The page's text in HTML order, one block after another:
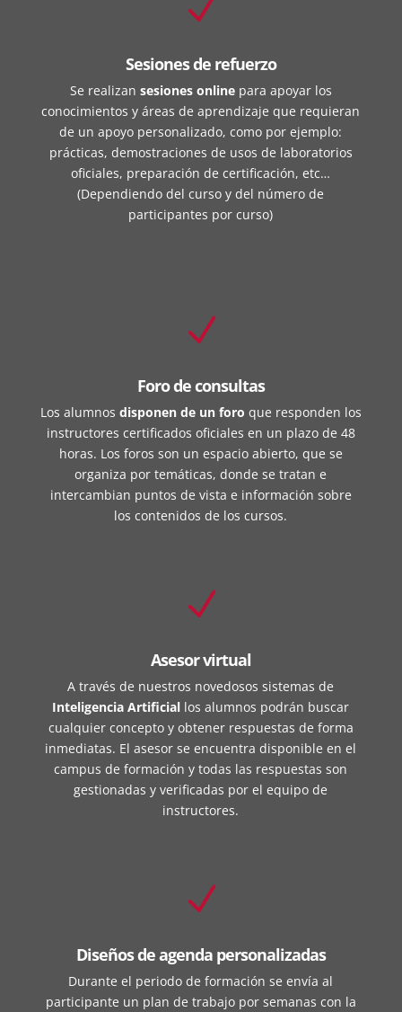
N
Sesiones de refuerzo
Se realizan sesiones onlinepara apoyar los
conocimientos y áreas de aprendizaje que requieran
de un apoyo personalizado, como por ejemplo:
prácticas, demostraciones de usos de laboratorios
oficiales, preparación de certificación, etc…
(Dependiendo del curso y del número de
participantes por curso)
N
Foro de consultas
Los alumnos disponen de un foro que responden los
instructores certificados oficiales en un plazo de 48
horas. Los foros son un espacio abierto, que se
organiza por temáticas, donde se tratan e
intercambian puntos de vista e información sobre
los contenidos de los cursos.
N
Asesor virtual
A través de nuestros novedosos sistemas de
Inteligencia Artificial los alumnos podrán buscar
cualquier concepto y obtener respuestas de forma
inmediatas. El asesor se encuentra disponible en el
campus de formación y todas las respuestas son
gestionadas y verificadas por el equipo de
instructores.
N
Diseños de agenda personalizadas
Durante el periodo de formación se envía al
participante un plan de trabajo por semanas con la